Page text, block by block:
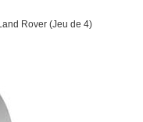
Rover (Jeu de 4)